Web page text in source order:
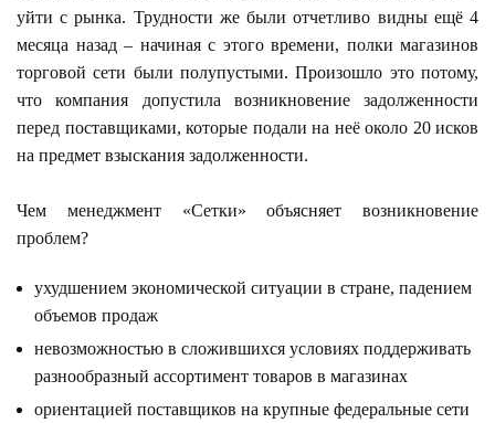
уйти с рынка. Трудности же были отчетливо видны ещё 4
месяца назад – начиная с этого времени, полки магазинов
торговой сети были полупустыми. Произошло это потому,
что компания допустила возникновение задолженности
перед поставщиками, которые подали на неё около 20 исков
на предмет взыскания задолженности.
Чем менеджмент «Сетки» объясняет возникновение
проблем?
ухудшением экономической ситуации в стране, падением
объемов продаж
невозможностью в сложившихся условиях поддерживать
разнообразный ассортимент товаров в магазинах
ориентацией поставщиков на крупные федеральные сети